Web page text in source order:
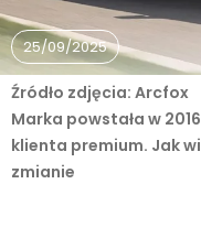
25/09/2025
Marka powstała w
klienta premium. Jak
zmianie
Źródło zdjęcia: Arcfox